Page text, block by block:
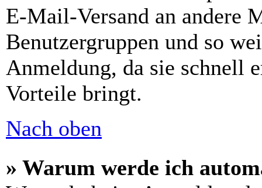
E-Mail-Versand an andere
Benutzergruppen und so
Anmeldung, da sie schnell
Vorteile bringt.
Nach oben
» Warum werde ich